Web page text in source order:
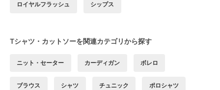
ロイヤルフラッシュ シップス
Tシャツ・カットソーを関連カテゴリから探す
ニット・セーター カーディガン ボレロ
ブラウス シャツ チュニック ポロシャツ